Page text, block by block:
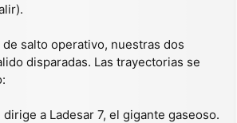
salto operativo, nuestras dos
disparadas. Las trayectorias se
a Ladesar 7, el gigante gaseoso.